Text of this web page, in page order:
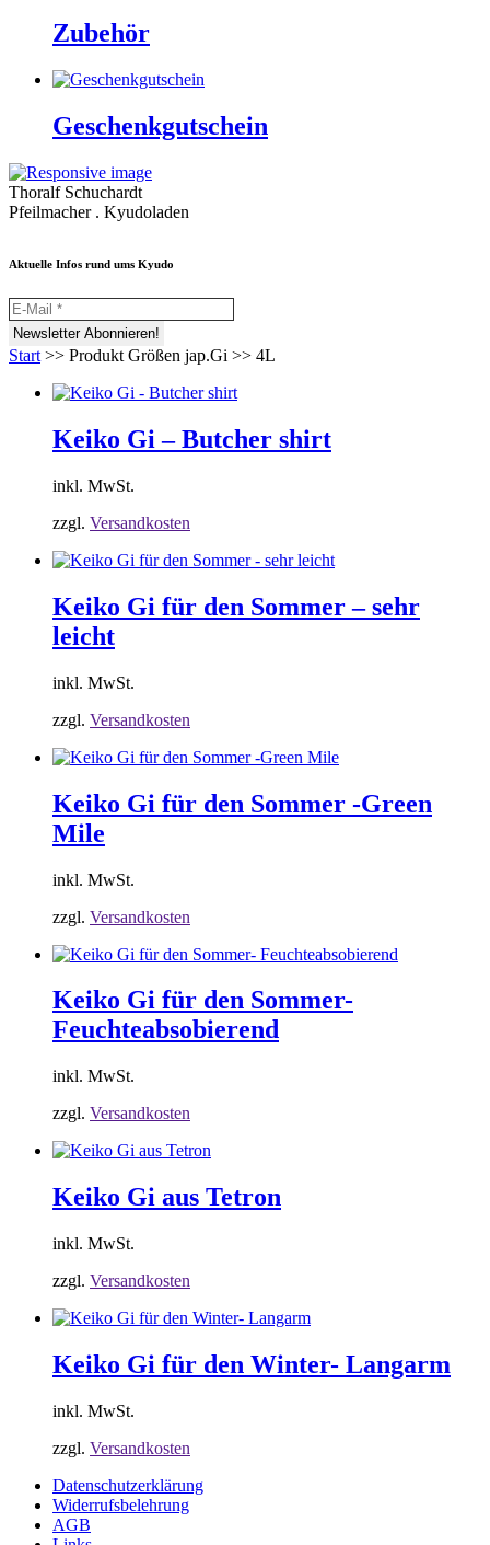
Zubehör
Geschenkgutschein
Thoralf Schuchardt
Pfeilmacher . Kyudoladen
Aktuelle Infos rund ums Kyudo
Start >> Produkt Größen jap.Gi >> 4L
Keiko Gi – Butcher shirt
inkl. MwSt.
zzgl. Versandkosten
Keiko Gi für den Sommer – sehr
leicht
inkl. MwSt.
zzgl. Versandkosten
Keiko Gi für den Sommer -Green
Mile
inkl. MwSt.
zzgl. Versandkosten
Keiko Gi für den Sommer-
Feuchteabsobierend
inkl. MwSt.
zzgl. Versandkosten
Keiko Gi aus Tetron
inkl. MwSt.
zzgl. Versandkosten
Keiko Gi für den Winter- Langarm
inkl. MwSt.
zzgl. Versandkosten
Datenschutzerklärung
Widerrufsbelehrung
AGB